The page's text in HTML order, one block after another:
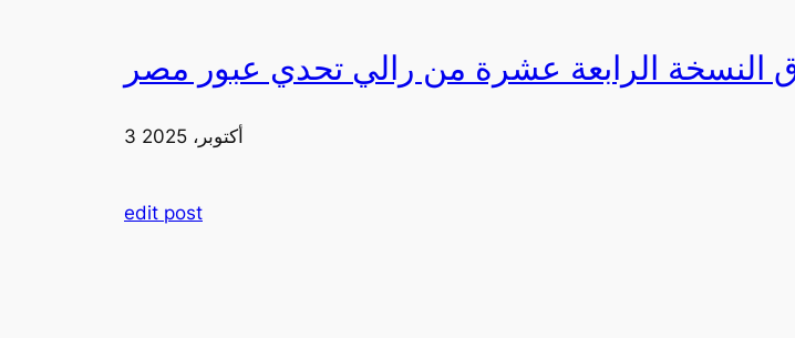
3 أكتوبر، 2025
edit post